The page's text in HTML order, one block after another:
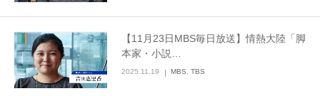
【11月23日MBS毎日放送】情熱大陸「脚
本家・小説…
2025.11.19 MBS, TBS